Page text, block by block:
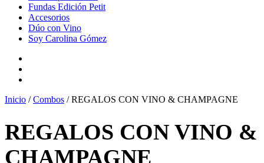
Fundas Edición Petit
Accesorios
Dúo con Vino
Soy Carolina Gómez
Inicio /Combos / REGALOS CON VINO & CHAMPAGNE
REGALOS CON VINO &
CHAMPAGNE